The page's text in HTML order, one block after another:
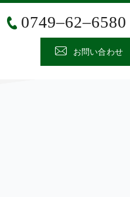
0749‒62‒6580
お問い合わせ